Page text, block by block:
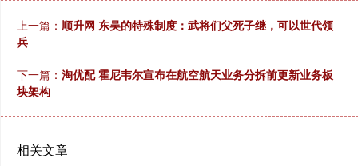
上一篇： 顺升网 东吴的特殊制度：武将们父死子继，可以世代领
兵
下一篇： 淘优配 霍尼韦尔宣布在航空航天业务分拆前更新业务板
块架构
相关文章